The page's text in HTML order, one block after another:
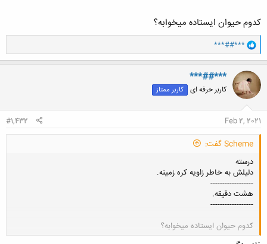
چقدر طول میکشه تا نور خورشید به زمین برسه؟
کدوم حیوان ایستاده میخوابه؟
و
ا
ک
ن
ش
ه
ا
***##***
***##***
کاربر حرفه ای کاربر ممتاز
Feb 2, 2021
#1,432
Scheme گفت:
درسته
دلیلش به خاطر زاویه کره زمینه.
------------------
هشت دقیقه.
------------------
کدوم حیوان ایستاده میخوابه؟